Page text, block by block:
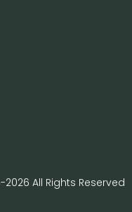
All Rights Reserved